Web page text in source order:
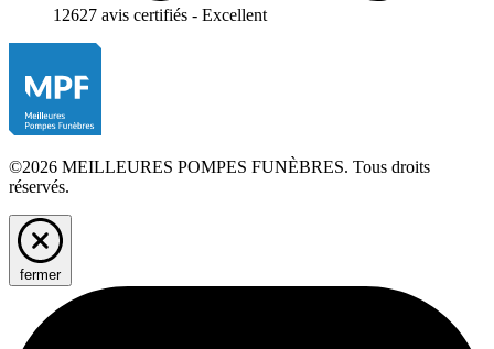
12627 avis certifiés - Excellent
©2026 MEILLEURES POMPES FUNÈBRES. Tous droits
réservés.
fermer